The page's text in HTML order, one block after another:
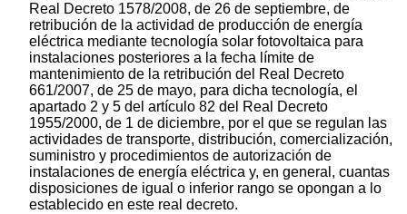
Real Decreto 1578/2008, de 26 de septiembre, de
retribución de la actividad de producción de energía
eléctrica mediante tecnología solar fotovoltaica para
instalaciones posteriores a la fecha límite de
mantenimiento de la retribución del Real Decreto
661/2007, de 25 de mayo, para dicha tecnología, el
apartado 2 y 5 del artículo 82 del Real Decreto
1955/2000, de 1 de diciembre, por el que se regulan las
actividades de transporte, distribución, comercialización,
suministro y procedimientos de autorización de
instalaciones de energía eléctrica y, en general, cuantas
disposiciones de igual o inferior rango se opongan a lo
establecido en este real decreto.